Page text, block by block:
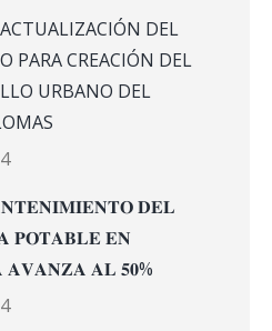
DEL
PARA CREACIÓN DEL
URBANO DEL
𝐃𝐄𝐋
𝐏𝐎𝐓𝐀𝐁𝐋𝐄 𝐄𝐍
𝐀𝐋 𝟓𝟎%